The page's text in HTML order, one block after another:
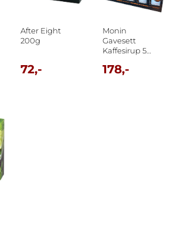
After Eight
200g
72,-
Monin
Gavesett
Kaffesirup 5
178,-